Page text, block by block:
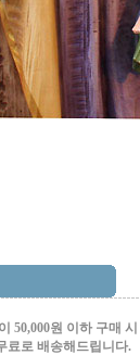
50,000원 이하 구매 시
료로 배송해드립니다.